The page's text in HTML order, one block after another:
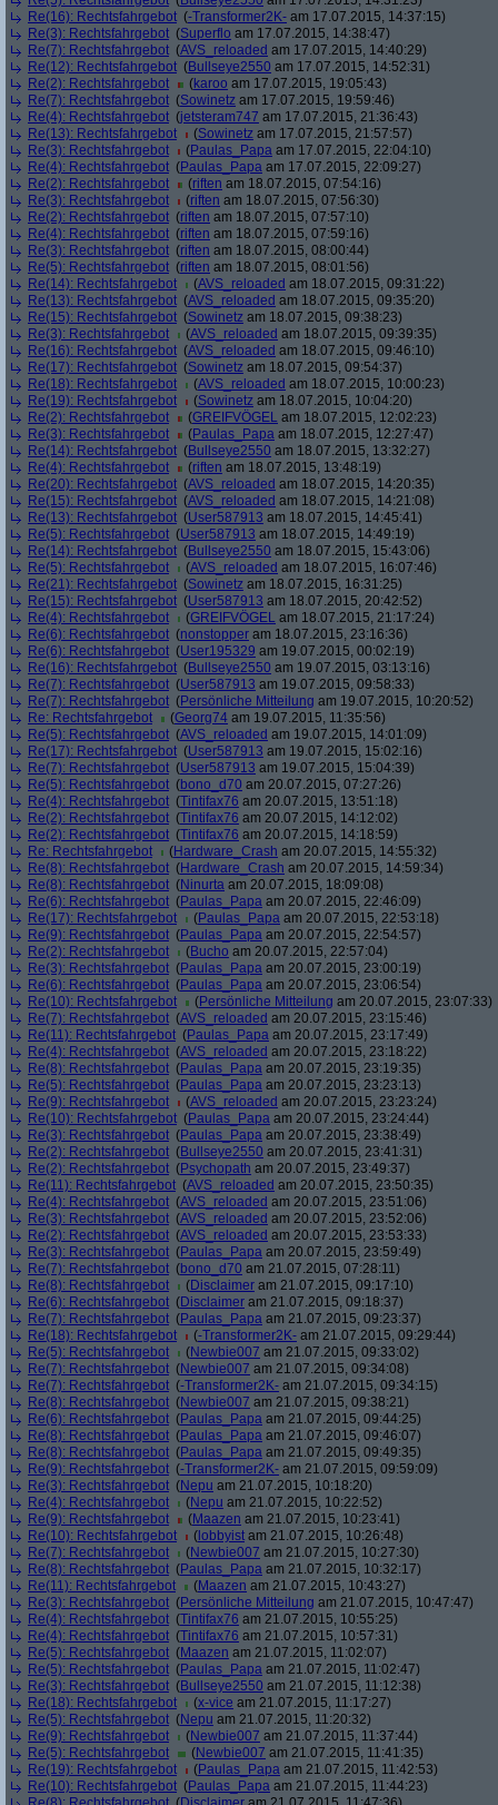
Re(16): Rechtsfahrgebot (-Transformer2K- am 17.07.2015, 14:37:15)
Re(3): Rechtsfahrgebot (Superflo am 17.07.2015, 14:38:47)
Re(7): Rechtsfahrgebot (AVS_reloaded am 17.07.2015, 14:40:29)
Re(12): Rechtsfahrgebot (Bullseye2550 am 17.07.2015, 14:52:31)
Re(2): Rechtsfahrgebot
(karoo am 17.07.2015, 19:05:43)
Re(7): Rechtsfahrgebot (Sowinetz am 17.07.2015, 19:59:46)
Re(4): Rechtsfahrgebot (jetsteram747 am 17.07.2015, 21:36:43)
Re(13): Rechtsfahrgebot
(Sowinetz am 17.07.2015, 21:57:57)
Re(3): Rechtsfahrgebot
(Paulas_Papa am 17.07.2015, 22:04:10)
Re(4): Rechtsfahrgebot (Paulas_Papa am 17.07.2015, 22:09:27)
Re(2): Rechtsfahrgebot
(riften am 18.07.2015, 07:54:16)
Re(3): Rechtsfahrgebot
(riften am 18.07.2015, 07:56:30)
Re(2): Rechtsfahrgebot (riften am 18.07.2015, 07:57:10)
Re(4): Rechtsfahrgebot (riften am 18.07.2015, 07:59:16)
Re(3): Rechtsfahrgebot (riften am 18.07.2015, 08:00:44)
Re(5): Rechtsfahrgebot (riften am 18.07.2015, 08:01:56)
Re(14): Rechtsfahrgebot
(AVS_reloaded am 18.07.2015, 09:31:22)
Re(13): Rechtsfahrgebot (AVS_reloaded am 18.07.2015, 09:35:20)
Re(15): Rechtsfahrgebot (Sowinetz am 18.07.2015, 09:38:23)
Re(3): Rechtsfahrgebot
(AVS_reloaded am 18.07.2015, 09:39:35)
Re(16): Rechtsfahrgebot (AVS_reloaded am 18.07.2015, 09:46:10)
Re(17): Rechtsfahrgebot (Sowinetz am 18.07.2015, 09:54:37)
Re(18): Rechtsfahrgebot
(AVS_reloaded am 18.07.2015, 10:00:23)
Re(19): Rechtsfahrgebot
(Sowinetz am 18.07.2015, 10:04:20)
Re(2): Rechtsfahrgebot
(GREIFVÖGEL am 18.07.2015, 12:02:23)
Re(3): Rechtsfahrgebot
(Paulas_Papa am 18.07.2015, 12:27:47)
Re(14): Rechtsfahrgebot (Bullseye2550 am 18.07.2015, 13:32:27)
Re(4): Rechtsfahrgebot
(riften am 18.07.2015, 13:48:19)
Re(20): Rechtsfahrgebot (AVS_reloaded am 18.07.2015, 14:20:35)
Re(15): Rechtsfahrgebot (AVS_reloaded am 18.07.2015, 14:21:08)
Re(13): Rechtsfahrgebot (User587913 am 18.07.2015, 14:45:41)
Re(5): Rechtsfahrgebot (User587913 am 18.07.2015, 14:49:19)
Re(14): Rechtsfahrgebot (Bullseye2550 am 18.07.2015, 15:43:06)
Re(5): Rechtsfahrgebot
(AVS_reloaded am 18.07.2015, 16:07:46)
Re(21): Rechtsfahrgebot (Sowinetz am 18.07.2015, 16:31:25)
Re(15): Rechtsfahrgebot (User587913 am 18.07.2015, 20:42:52)
Re(4): Rechtsfahrgebot
(GREIFVÖGEL am 18.07.2015, 21:17:24)
Re(6): Rechtsfahrgebot (nonstopper am 18.07.2015, 23:16:36)
Re(6): Rechtsfahrgebot (User195329 am 19.07.2015, 00:02:19)
Re(16): Rechtsfahrgebot (Bullseye2550 am 19.07.2015, 03:13:16)
Re(7): Rechtsfahrgebot (User587913 am 19.07.2015, 09:58:33)
Re(7): Rechtsfahrgebot (Persönliche Mitteilung am 19.07.2015, 10:20:52)
Re: Rechtsfahrgebot
(Georg74 am 19.07.2015, 11:35:56)
Re(5): Rechtsfahrgebot (AVS_reloaded am 19.07.2015, 14:01:09)
Re(17): Rechtsfahrgebot (User587913 am 19.07.2015, 15:02:16)
Re(7): Rechtsfahrgebot (User587913 am 19.07.2015, 15:04:39)
Re(5): Rechtsfahrgebot (bono_d70 am 20.07.2015, 07:27:26)
Re(4): Rechtsfahrgebot (Tintifax76 am 20.07.2015, 13:51:18)
Re(2): Rechtsfahrgebot (Tintifax76 am 20.07.2015, 14:12:02)
Re(2): Rechtsfahrgebot (Tintifax76 am 20.07.2015, 14:18:59)
Re: Rechtsfahrgebot
(Hardware_Crash am 20.07.2015, 14:55:32)
Re(8): Rechtsfahrgebot (Hardware_Crash am 20.07.2015, 14:59:34)
Re(8): Rechtsfahrgebot (Ninurta am 20.07.2015, 18:09:08)
Re(6): Rechtsfahrgebot (Paulas_Papa am 20.07.2015, 22:46:09)
Re(17): Rechtsfahrgebot
(Paulas_Papa am 20.07.2015, 22:53:18)
Re(9): Rechtsfahrgebot (Paulas_Papa am 20.07.2015, 22:54:57)
Re(2): Rechtsfahrgebot
(Bucho am 20.07.2015, 22:57:04)
Re(3): Rechtsfahrgebot (Paulas_Papa am 20.07.2015, 23:00:19)
Re(6): Rechtsfahrgebot (Paulas_Papa am 20.07.2015, 23:06:54)
Re(10): Rechtsfahrgebot
(Persönliche Mitteilung am 20.07.2015, 23:07:33)
Re(7): Rechtsfahrgebot (AVS_reloaded am 20.07.2015, 23:15:46)
Re(11): Rechtsfahrgebot (Paulas_Papa am 20.07.2015, 23:17:49)
Re(4): Rechtsfahrgebot (AVS_reloaded am 20.07.2015, 23:18:22)
Re(8): Rechtsfahrgebot (Paulas_Papa am 20.07.2015, 23:19:35)
Re(5): Rechtsfahrgebot (Paulas_Papa am 20.07.2015, 23:23:13)
Re(9): Rechtsfahrgebot
(AVS_reloaded am 20.07.2015, 23:23:24)
Re(10): Rechtsfahrgebot (Paulas_Papa am 20.07.2015, 23:24:44)
Re(3): Rechtsfahrgebot (Paulas_Papa am 20.07.2015, 23:38:49)
Re(2): Rechtsfahrgebot (Bullseye2550 am 20.07.2015, 23:41:31)
Re(2): Rechtsfahrgebot (Psychopath am 20.07.2015, 23:49:37)
Re(11): Rechtsfahrgebot (AVS_reloaded am 20.07.2015, 23:50:35)
Re(4): Rechtsfahrgebot (AVS_reloaded am 20.07.2015, 23:51:06)
Re(3): Rechtsfahrgebot (AVS_reloaded am 20.07.2015, 23:52:06)
Re(2): Rechtsfahrgebot (AVS_reloaded am 20.07.2015, 23:53:33)
Re(3): Rechtsfahrgebot (Paulas_Papa am 20.07.2015, 23:59:49)
Re(7): Rechtsfahrgebot (bono_d70 am 21.07.2015, 07:28:11)
Re(8): Rechtsfahrgebot
(Disclaimer am 21.07.2015, 09:17:10)
Re(6): Rechtsfahrgebot (Disclaimer am 21.07.2015, 09:18:37)
Re(7): Rechtsfahrgebot (Paulas_Papa am 21.07.2015, 09:23:37)
Re(18): Rechtsfahrgebot
(-Transformer2K- am 21.07.2015, 09:29:44)
Re(5): Rechtsfahrgebot
(Newbie007 am 21.07.2015, 09:33:02)
Re(7): Rechtsfahrgebot (Newbie007 am 21.07.2015, 09:34:08)
Re(7): Rechtsfahrgebot (-Transformer2K- am 21.07.2015, 09:34:15)
Re(8): Rechtsfahrgebot (Newbie007 am 21.07.2015, 09:38:21)
Re(6): Rechtsfahrgebot (Paulas_Papa am 21.07.2015, 09:44:25)
Re(8): Rechtsfahrgebot (Paulas_Papa am 21.07.2015, 09:46:07)
Re(8): Rechtsfahrgebot (Paulas_Papa am 21.07.2015, 09:49:35)
Re(9): Rechtsfahrgebot (-Transformer2K- am 21.07.2015, 09:59:09)
Re(3): Rechtsfahrgebot (Nepu am 21.07.2015, 10:18:20)
Re(4): Rechtsfahrgebot
(Nepu am 21.07.2015, 10:22:52)
Re(9): Rechtsfahrgebot
(Maazen am 21.07.2015, 10:23:41)
Re(10): Rechtsfahrgebot
( lobbyist am 21.07.2015, 10:26:48)
Re(7): Rechtsfahrgebot
(Newbie007 am 21.07.2015, 10:27:30)
Re(8): Rechtsfahrgebot (Paulas_Papa am 21.07.2015, 10:32:17)
Re(11): Rechtsfahrgebot
(Maazen am 21.07.2015, 10:43:27)
Re(3): Rechtsfahrgebot (Persönliche Mitteilung am 21.07.2015, 10:47:47)
Re(4): Rechtsfahrgebot (Tintifax76 am 21.07.2015, 10:55:25)
Re(4): Rechtsfahrgebot (Tintifax76 am 21.07.2015, 10:57:31)
Re(5): Rechtsfahrgebot (Maazen am 21.07.2015, 11:02:07)
Re(5): Rechtsfahrgebot (Paulas_Papa am 21.07.2015, 11:02:47)
Re(3): Rechtsfahrgebot (Bullseye2550 am 21.07.2015, 11:12:38)
Re(18): Rechtsfahrgebot
(x-vice am 21.07.2015, 11:17:27)
Re(5): Rechtsfahrgebot (Nepu am 21.07.2015, 11:20:32)
Re(9): Rechtsfahrgebot
(Newbie007 am 21.07.2015, 11:37:44)
Re(5): Rechtsfahrgebot
(Newbie007 am 21.07.2015, 11:41:35)
Re(19): Rechtsfahrgebot
(Paulas_Papa am 21.07.2015, 11:42:53)
Re(10): Rechtsfahrgebot (Paulas_Papa am 21.07.2015, 11:44:23)